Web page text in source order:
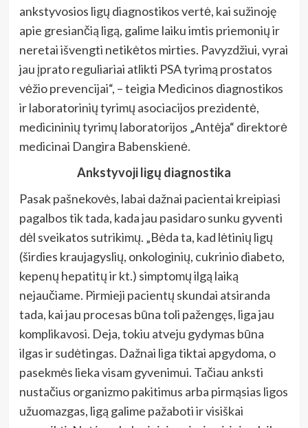
ankstyvosios ligų diagnostikos vertė, kai sužinoję
apie gresiančią ligą, galime laiku imtis priemonių ir
neretai išvengti netikėtos mirties. Pavyzdžiui, vyrai
jau įprato reguliariai atlikti PSA tyrimą prostatos
vėžio prevencijai“, – teigia Medicinos diagnostikos
ir laboratorinių tyrimų asociacijos prezidentė,
medicininių tyrimų laboratorijos „Antėja“ direktorė
medicinai Dangira Babenskienė.
Ankstyvoji ligų diagnostika
Pasak pašnekovės, labai dažnai pacientai kreipiasi
pagalbos tik tada, kada jau pasidaro sunku gyventi
dėl sveikatos sutrikimų. „Bėda ta, kad lėtinių ligų
(širdies kraujagyslių, onkologinių, cukrinio diabeto,
kepenų hepatitų ir kt.) simptomų ilgą laiką
nejaučiame. Pirmieji pacientų skundai atsiranda
tada, kai jau procesas būna toli pažengęs, liga jau
komplikavosi. Deja, tokiu atveju gydymas būna
ilgas ir sudėtingas. Dažnai liga tiktai apgydoma, o
pasekmės lieka visam gyvenimui. Tačiau anksti
nustačius organizmo pakitimus arba pirmąsias ligos
užuomazgas, ligą galime pažaboti ir visiškai